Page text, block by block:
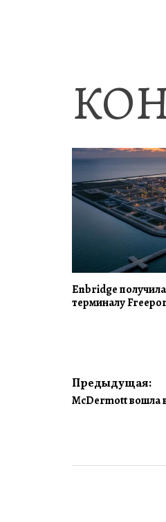
Enbridge
терминалу
Предыдущая:
McDermott вошла